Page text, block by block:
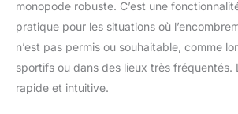
monopode robuste. C’est une
pratique pour les situations où
n’est pas permis ou souhaitable, comme
sportifs ou dans des lieux très fréquentés.
rapide et intuitive.